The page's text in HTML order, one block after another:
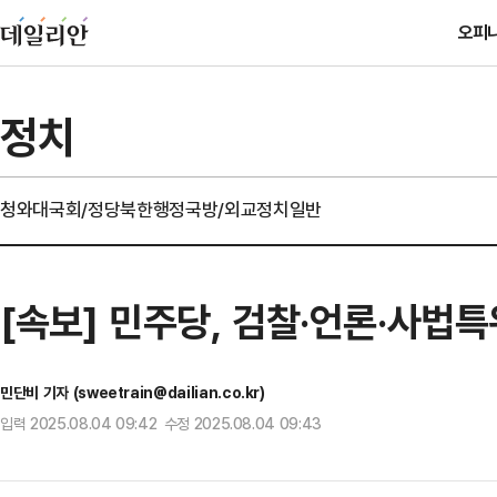
오피
정치
청와대국회/정당북한행정국방/외교정치일반
[속보] 민주당, 검찰·언론·사법
민단비 기자 (sweetrain@dailian.co.kr)
입력 2025.08.04 09:42 수정 2025.08.04 09:43